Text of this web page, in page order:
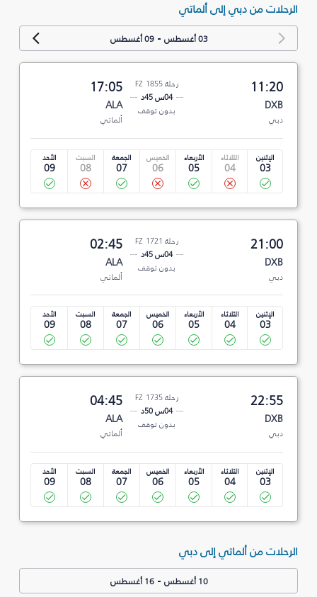
الرحلات من دبي إلى ألماتي
03 أغسطس -09 أغسطس
11:20
DXB
دبي
رحلة FZ 1855
04س 45د
بدون توقف
17:05
ALA
ألماتي
الإثنين
03
الثلاثاء
04
الأربعاء
05
الخميس
06
الجمعة
07
السبت
08
الأحد
09
21:00
DXB
دبي
رحلة FZ 1721
04س 45د
بدون توقف
02:45
ALA
ألماتي
الإثنين
03
الثلاثاء
04
الأربعاء
05
الخميس
06
الجمعة
07
السبت
08
الأحد
09
22:55
DXB
دبي
رحلة FZ 1735
04س 50د
بدون توقف
04:45
ALA
ألماتي
الإثنين
03
الثلاثاء
04
الأربعاء
05
الخميس
06
الجمعة
07
السبت
08
الأحد
09
الرحلات من ألماتي إلى دبي
10 أغسطس -16 أغسطس